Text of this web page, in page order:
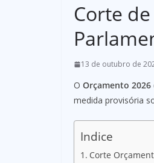
Corte
13 de outubro de
O Orçamento 2026
medida provisória
Indice
Corte